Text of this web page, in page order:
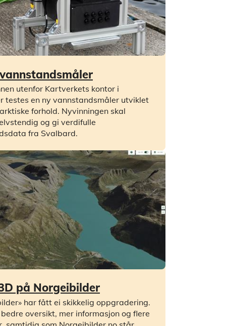
utenfor Kartverkets kontor i
testes en ny vannstandsmåler utviklet
forhold. Nyvinningen skal
og gi verdifulle
fra Svalbard.
på Norgeibilder
har fått ei skikkelig oppgradering.
oversikt, mer informasjon og flere